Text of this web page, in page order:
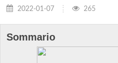
2022-01-07 265
Sommario